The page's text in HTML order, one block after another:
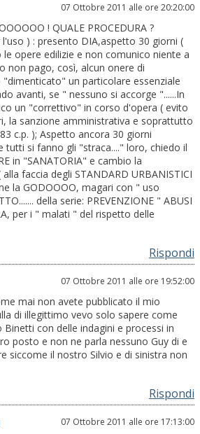
07 Ottobre 2011 alle ore 20:20:00
! QUALE PROCEDURA ?
l'uso ) : presento DIA,aspetto 30 giorni (
le opere edilizie e non comunico niente a
non pago, così, alcun onere di
"dimenticato" un particolare essenziale
avanti, se " nessuno si accorge "......In
un "correttivo" in corso d'opera ( evito
la sanzione amministrativa e soprattutto
c.p. ); Aspetto ancora 30 giorni
tutti si fanno gli "straca...." loro, chiedo il
in "SANATORIA" e cambio la
faccia degli STANDARD URBANISTICI
la GODOOOO, magari con " uso
della serie: PREVENZIONE " ABUSI
per i " malati " del rispetto delle
Rispondi
07 Ottobre 2011 alle ore 19:52:00
mai non avete pubblicato il mio
di illegittimo vevo solo sapere come
con delle indagini e processi in
posto e non ne parla nessuno Guy di e
siccome il nostro Silvio e di sinistra non
Rispondi
07 Ottobre 2011 alle ore 17:13:00